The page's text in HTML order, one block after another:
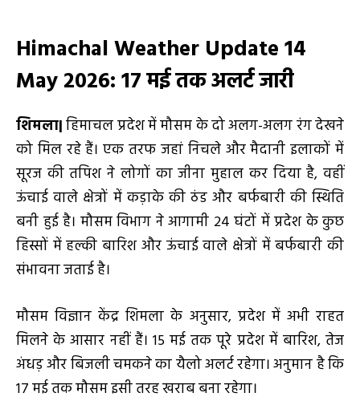
Himachal Weather Update 14
May 2026:17 मई तक अलर्ट जारी
शिमला|हिमाचल प्रदेश में मौसम के दो अलग-अलग रंग देखने
को मिल रहे हैं। एक तरफ जहां निचले और मैदानी इलाकों में
सूरज की तपिश ने लोगों का जीना मुहाल कर दिया है, वहीं
ऊंचाई वाले क्षेत्रों में कड़ाके की ठंड और बर्फबारी की स्थिति
बनी हुई है। मौसम विभाग ने आगामी 24 घंटों में प्रदेश के कुछ
हिस्सों में हल्की बारिश और ऊंचाई वाले क्षेत्रों में बर्फबारी की
संभावना जताई है।
मौसम विज्ञान केंद्र शिमला के अनुसार, प्रदेश में अभी राहत
मिलने के आसार नहीं हैं। 15 मई तक पूरे प्रदेश में बारिश, तेज
अंधड़ और बिजली चमकने का यैलो अलर्ट रहेगा। अनुमान है कि
17 मई तक मौसम इसी तरह खराब बना रहेगा।